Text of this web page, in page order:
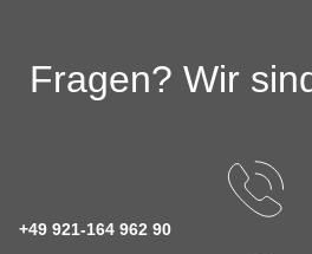
Fragen? Wir
+49 921-164 962 90